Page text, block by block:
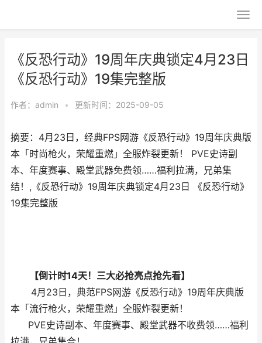
《反恐行动》19周年庆典锁定4月23日
《反恐行动》19集完整版
作者： admin • 更新时间：2025-09-05
摘要：4月23日，经典FPS网游《反恐行动》19周年庆典版
本「时尚枪火，荣耀重燃」全服炸裂更新！ PVE史诗副
本、年度赛事、殿堂武器免费领……福利拉满，兄弟集
结！,《反恐行动》19周年庆典锁定4月23日 《反恐行动》
19集完整版
【倒计时14天！三大必抢亮点抢先看】
4月23日，典范FPS网游《反恐行动》19周年庆典版
本「流行枪火，荣耀重燃」全服炸裂更新！
PVE史诗副本、年度赛事、殿堂武器不收费领……福利